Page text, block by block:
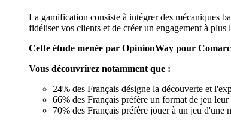
La gamification consiste à intégrer des mécaniques
fidéliser vos clients et de créer un engagement à plus
Cette étude menée par OpinionWay pour
Vous découvrirez notamment que :
24% des Français désigne la découverte et
66% des Français préfère un format de jeu leur
70% des Français préfère jouer à un jeu d'une